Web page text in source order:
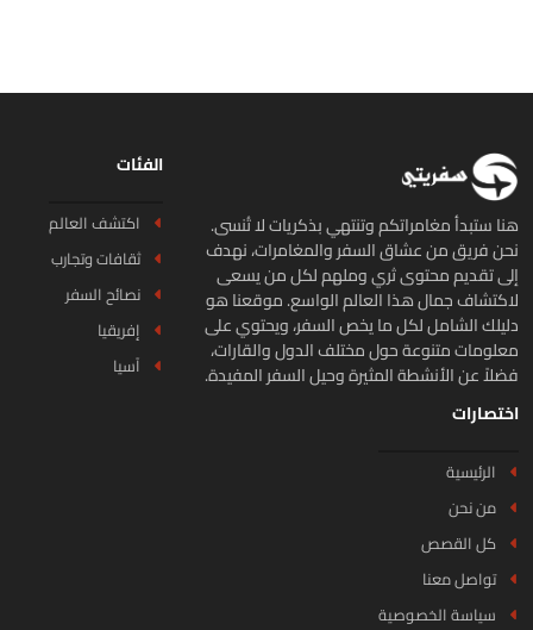
ستبدأ مغامراتكم وتنتهي بذكريات لا تُنسى.
فريق من عشاق السفر والمغامرات، نهدف
تقديم محتوى ثري وملهم لكل من يسعى
جمال هذا العالم الواسع. موقعنا هو
الشامل لكل ما يخص السفر، ويحتوي على
متنوعة حول مختلف الدول والقارات،
عن الأنشطة المثيرة وحيل السفر المفيدة.
الفئات
اكتشف العالم
ثقافات وتجارب
نصائح السفر
إفريقيا
آسيا
الرئيسية
من نحن
كل القصص
تواصل معنا
سياسة الخصوصية